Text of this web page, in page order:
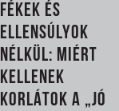
FÉKEK ÉS
ELLENSÚLYOK
NÉLKÜL: MIÉRT
KELLENEK
KORLÁTOK A „JÓ